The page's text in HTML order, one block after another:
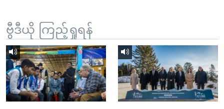
နေရာ
သို့
ကျော်
ရန်
ဗွီဒီယို ကြည့်ရှုရန်